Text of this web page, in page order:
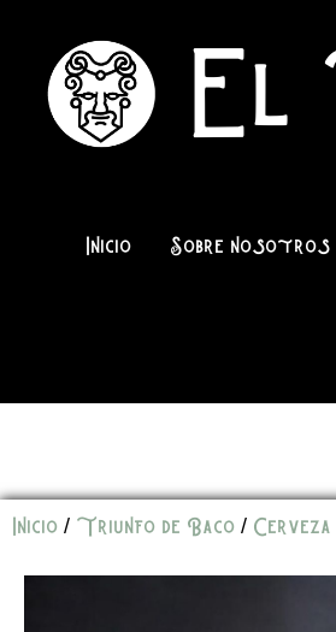
El
Inicio Sobre nosotros
Inicio / Triunfo de Baco / Cerveza